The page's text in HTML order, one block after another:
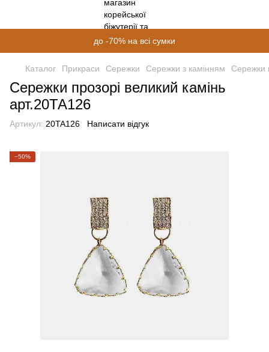
до -70% на всі сумки
Каталог Прикраси Сережки Сережки з камінням Сережки
Сережки прозорі великий камінь
арт.20ТА126
Артикул: 20TA126 Написати відгук
−50%